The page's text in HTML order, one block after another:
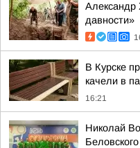
давности»
В Курске
качели в
16:21
Николай